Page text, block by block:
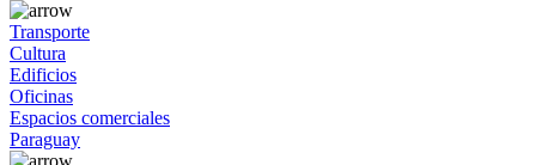
Transporte
Cultura
Edificios
Oficinas
Espacios comerciales
Paraguay